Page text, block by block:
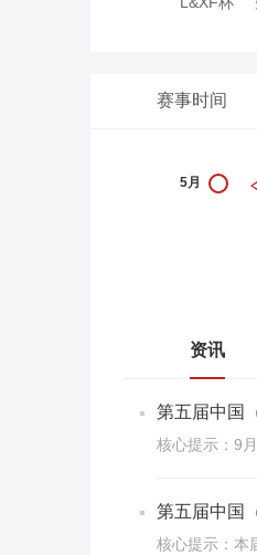
赛事时间
5月
资讯
第五届中国
核心提示：9
第五届中国
核心提示：本